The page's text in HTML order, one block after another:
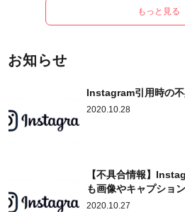
もっと見る
お知らせ
Instagram引用時の不
2020.10.28
【不具合情報】
も画像やキャプショ
2020.10.27